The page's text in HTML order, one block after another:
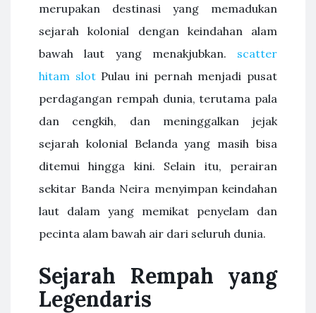
merupakan destinasi yang memadukan
sejarah kolonial dengan keindahan alam
bawah laut yang menakjubkan. scatter
hitam slotPulau ini pernah menjadi pusat
perdagangan rempah dunia, terutama pala
dan cengkih, dan meninggalkan jejak
sejarah kolonial Belanda yang masih bisa
ditemui hingga kini. Selain itu, perairan
sekitar Banda Neira menyimpan keindahan
laut dalam yang memikat penyelam dan
pecinta alam bawah air dari seluruh dunia.
Sejarah Rempah yang
Legendaris